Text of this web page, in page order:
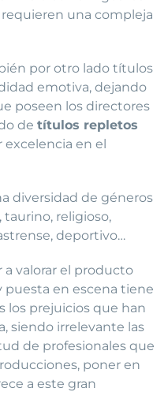
una compleja
por otro lado títulos
emotiva, dejando
poseen los directores
de títulos repletos
en el
diversidad de géneros
religioso,
deportivo…
a valorar el producto
puesta en escena tiene
los prejuicios que han
siendo irrelevante las
de profesionales que
poner en
a este gran